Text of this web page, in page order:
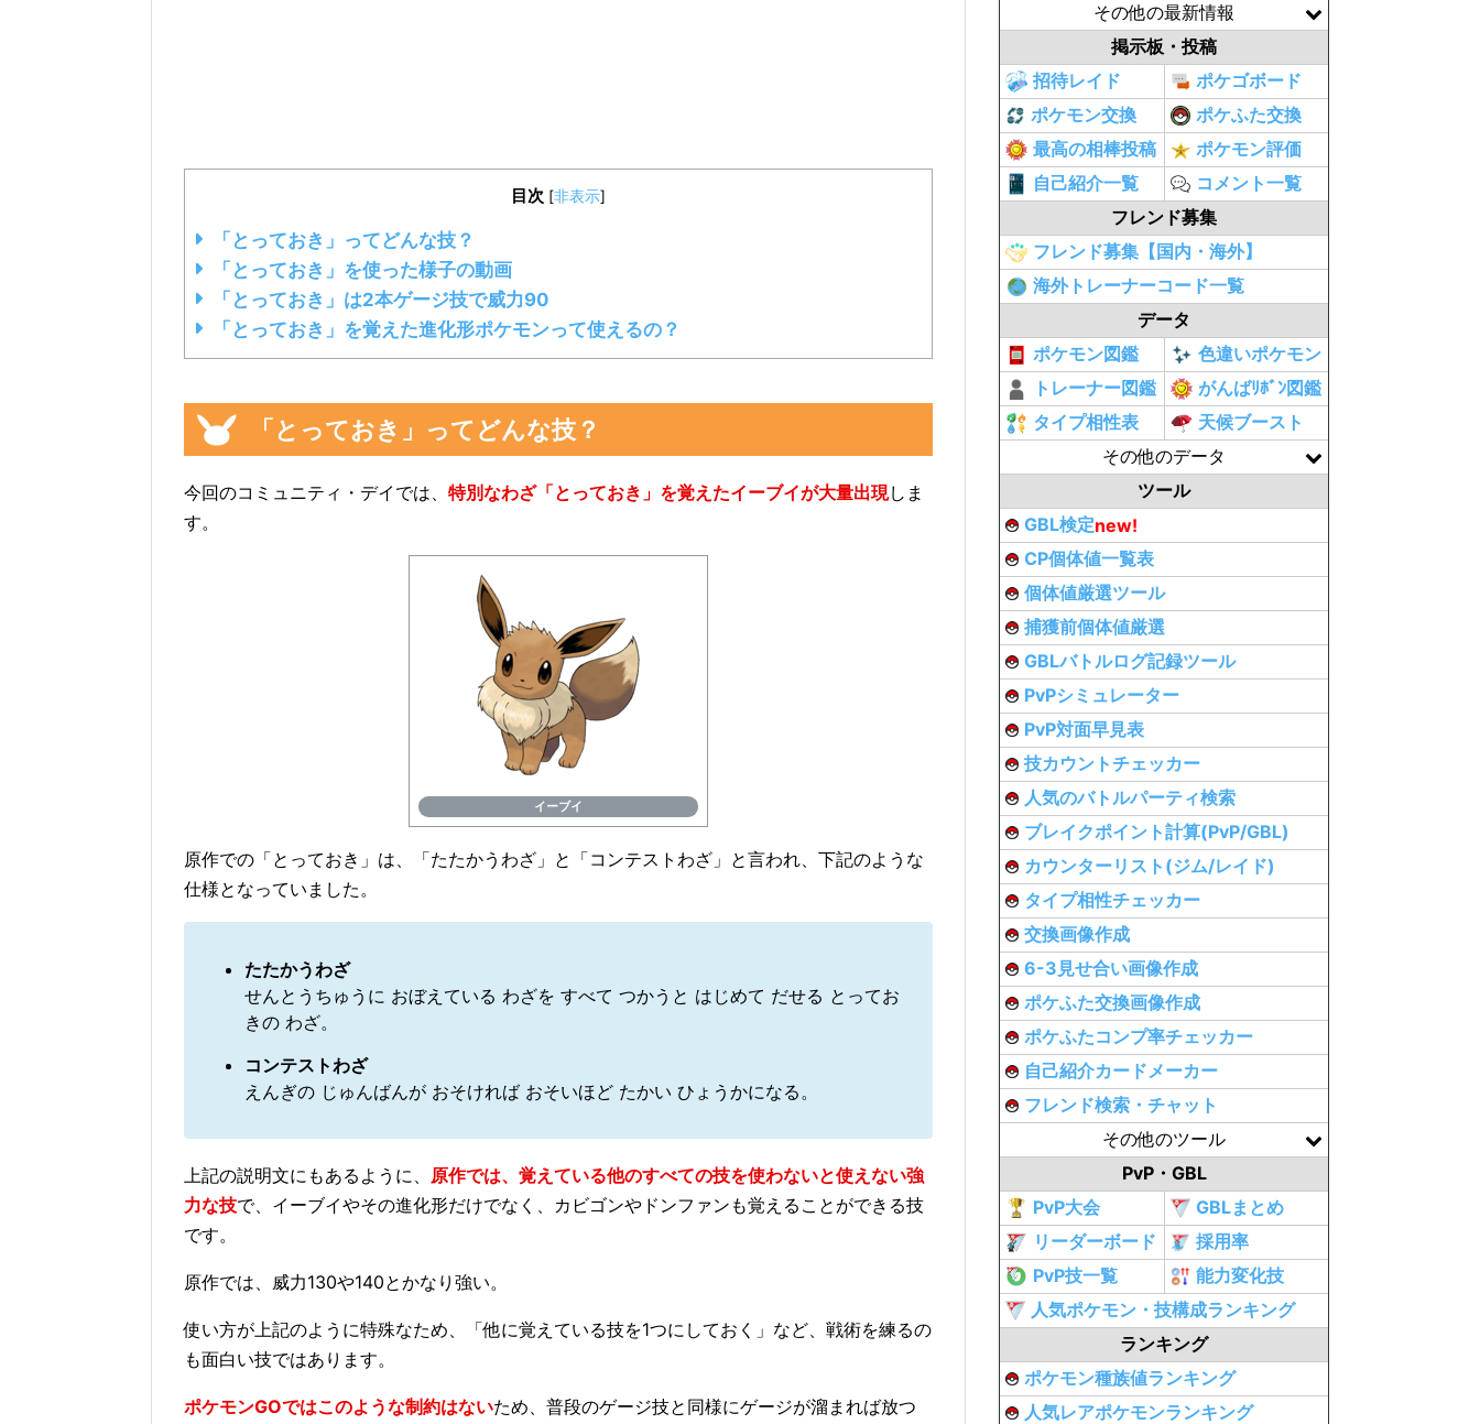
目次 [非表示]
「とっておき」ってどんな技？
「とっておき」を使った様子の動画
「とっておき」は2本ゲージ技で威力90
「とっておき」を覚えた進化形ポケモンって使えるの？
「とっておき」ってどんな技？
今回のコミュニティ・デイでは、 特別なわざ「とっておき」を覚えたイーブイが大量出現しま
す。
イーブイ
原作での「とっておき」は、「たたかうわざ」と「コンテストわざ」と言われ、下記のような
仕様となっていました。
たたかうわざ
せんとうちゅうに おぼえている わざを すべて つかうと はじめて だせる とってお
きの わざ。
コンテストわざ
えんぎの じゅんばんが おそければ おそいほど たかい ひょうかになる。
上記の説明文にもあるように、 原作では、覚えている他のすべての技を使わないと使えない強
力な技で、イーブイやその進化形だけでなく、カビゴンやドンファンも覚えることができる技
です。
原作では、威力130や140とかなり強い。
使い方が上記のように特殊なため、「他に覚えている技を1つにしておく」など、戦術を練るの
も面白い技ではあります。
ポケモンGOではこのような制約はないため、普段のゲージ技と同様にゲージが溜まれば放つ
その他の最新情報
掲示板・投稿
招待レイド
ポケゴボード
ポケモン交換
ポケふた交換
最高の相棒投稿
ポケモン評価
自己紹介一覧
コメント一覧
フレンド募集
フレンド募集【国内・海外】
海外トレーナーコード一覧
データ
ポケモン図鑑
色違いポケモン
トレーナー図鑑
がんばﾘﾎﾞﾝ図鑑
タイプ相性表
天候ブースト
その他のデータ
ツール
GBL検定new!
CP個体値一覧表
個体値厳選ツール
捕獲前個体値厳選
GBLバトルログ記録ツール
PvPシミュレーター
PvP対面早見表
技カウントチェッカー
人気のバトルパーティ検索
ブレイクポイント計算(PvP/GBL)
カウンターリスト(ジム/レイド)
タイプ相性チェッカー
交換画像作成
6-3見せ合い画像作成
ポケふた交換画像作成
ポケふたコンプ率チェッカー
自己紹介カードメーカー
フレンド検索・チャット
その他のツール
PvP・GBL
PvP大会
GBLまとめ
リーダーボード
採用率
PvP技一覧
能力変化技
人気ポケモン・技構成ランキング
ランキング
ポケモン種族値ランキング
人気レアポケモンランキング